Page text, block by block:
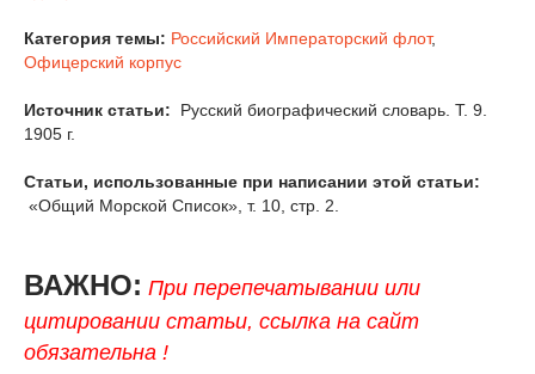
Категория темы: Российский Императорский флот,
Офицерский корпус
Источник статьи:
Русский биографический словарь. Т. 9.
1905 г.
Статьи, использованные при написании этой статьи:
«Общий Морской Список», т. 10, стр. 2.
ВАЖНО: При перепечатывании или
цитировании статьи, ссылка на сайт
обязательна !